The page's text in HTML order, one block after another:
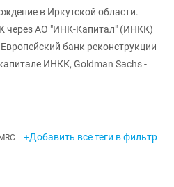
в Иркутской области.
через АО "ИНК-Капитал" (ИНКК)
банк реконструкции
ИНКК, Goldman Sachs -
+Добавить все теги в фильтр